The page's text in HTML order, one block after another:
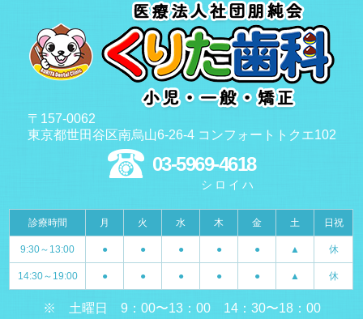
〒157-0062
東京都世田谷区南烏山6-26-4 コンフォートトクエ102
03-5969-4618
シロイハ
診療時間 月 火 水 木 金 土 日祝
9:30～13:00 ● ● ● ● ● ▲ 休
14:30～19:00 ● ● ● ● ● ▲ 休
※ 土曜日 9：00〜13：00 14：30〜18：00